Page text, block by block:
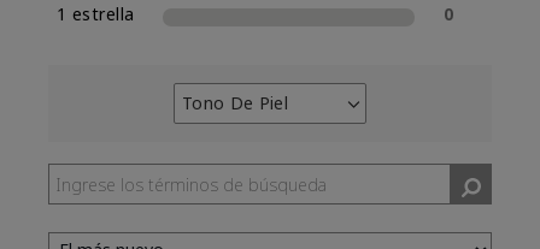
1 estrella
0
Tono De Piel
Filtrar
por
Tono
de
piel